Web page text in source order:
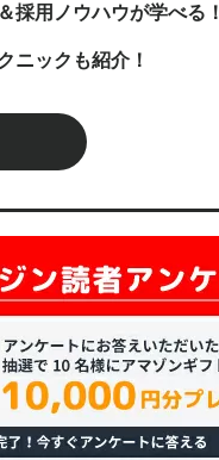
採用ノウハウが学べる！
ニックも紹介！